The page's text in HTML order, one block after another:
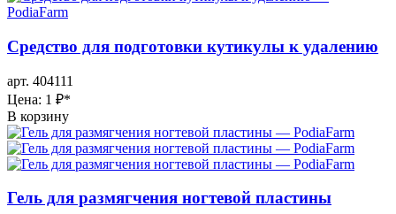
Средство для подготовки кутикулы к удалению
арт. 404111
Цена: 1 ₽*
В корзину
Гель для размягчения ногтевой пластины